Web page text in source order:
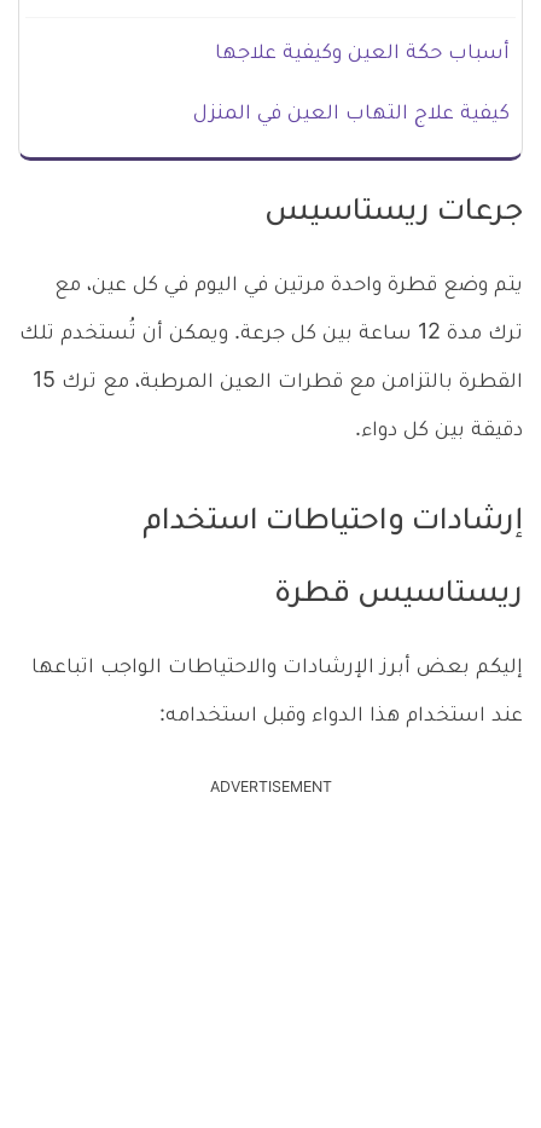
أسباب حكة العين وكيفية علاجها
كيفية علاج التهاب العين في المنزل
جرعات ريستاسيس
يتم وضع قطرة واحدة مرتين في اليوم في كل عين، مع
ترك مدة 12 ساعة بين كل جرعة. ويمكن أن تُستخدم تلك
القطرة بالتزامن مع قطرات العين المرطبة، مع ترك 15
دقيقة بين كل دواء.
إرشادات واحتياطات استخدام
ريستاسيس قطرة
إليكم بعض أبرز الإرشادات والاحتياطات الواجب اتباعها
عند استخدام هذا الدواء وقبل استخدامه:
ADVERTISEMENT